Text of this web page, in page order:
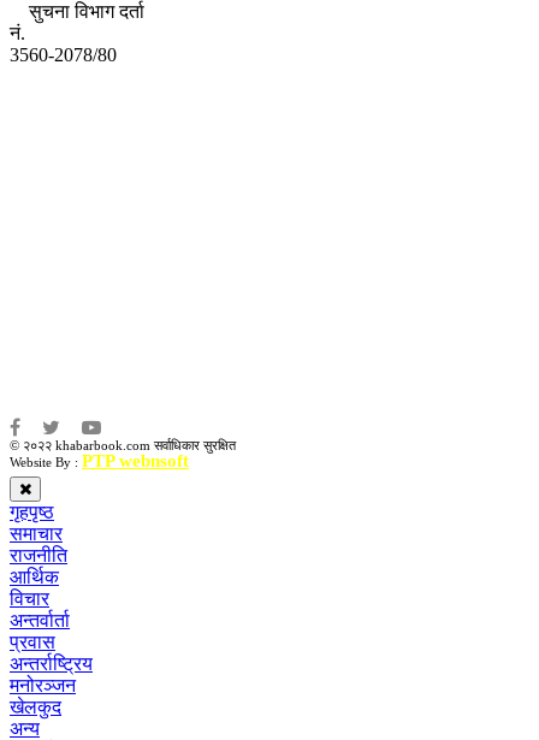
सुचना विभाग दर्ता
नं.
3560-2078/80
© २०२२ khabarbook.com सर्वाधिकार सुरक्षित
Website By : PTP webnsoft
गृहपृष्ठ
समाचार
राजनीति
आर्थिक
विचार
अन्तर्वार्ता
प्रवास
अन्तर्राष्ट्रिय
मनोरञ्जन
खेलकुद
अन्य